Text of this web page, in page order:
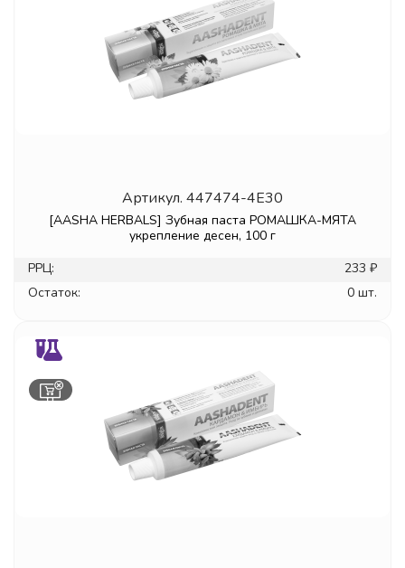
Артикул. 447474-4E30
[AASHA HERBALS] Зубная паста РОМАШКА-МЯТА
укрепление десен, 100 г
РРЦ:
233 ₽
Остаток:
0 шт.